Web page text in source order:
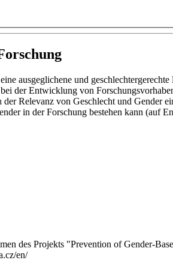
ausgeglichene und
der Entwicklung von
Relevanz von Geschlecht und Gender
in der Forschung bestehen kann (auf
des Projekts "Prevention of Gender-
en/